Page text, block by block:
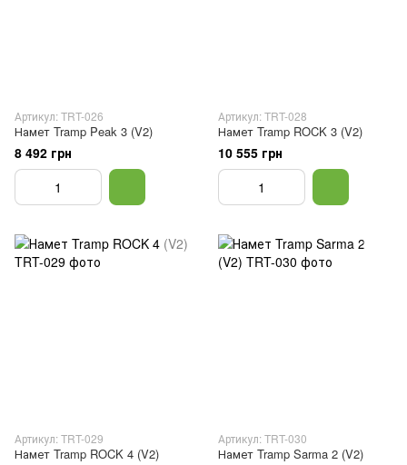
Артикул: TRT-026
Намет Tramp Peak 3 (V2)
8 492 грн
Артикул: TRT-028
Намет Tramp ROCK 3 (V2)
10 555 грн
Артикул: TRT-029
Намет Tramp ROCK 4 (V2)
Артикул: TRT-030
Намет Tramp Sarma 2 (V2)